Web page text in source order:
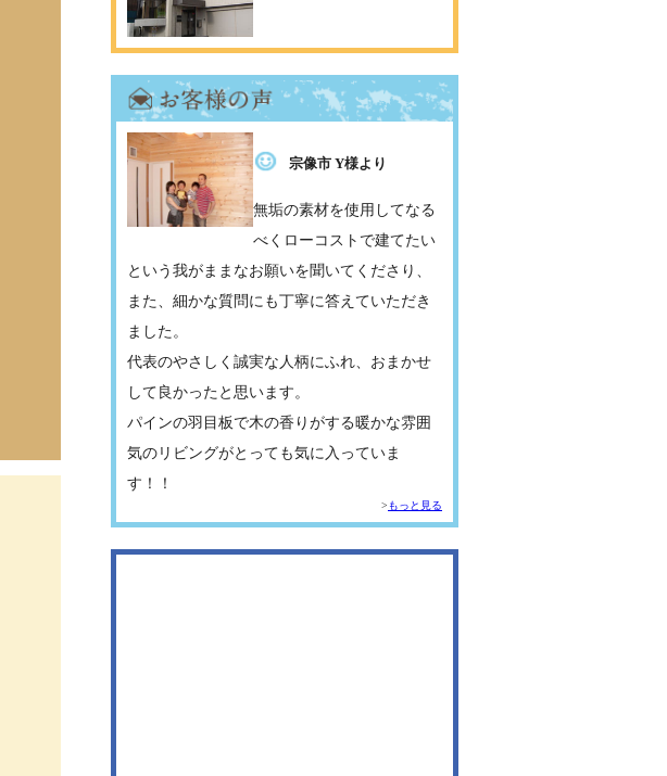
宗像市 Y様より
無垢の素材を使用してなる
べくローコストで建てたい
という我がままなお願いを聞いてくださり、
また、細かな質問にも丁寧に答えていただき
ました。
代表のやさしく誠実な人柄にふれ、おまかせ
して良かったと思います。
パインの羽目板で木の香りがする暖かな雰囲
気のリビングがとっても気に入っていま
す！！
もっと見る